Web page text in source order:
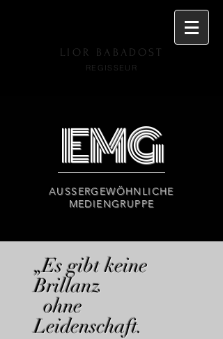
LIOR BABADOST
REGISSEUR
EMG
AUSSERGEWÖHNLICHE
MEDIENGRUPPE
„Es gibt keine
Brillanz
ohne
Leidenschaft.